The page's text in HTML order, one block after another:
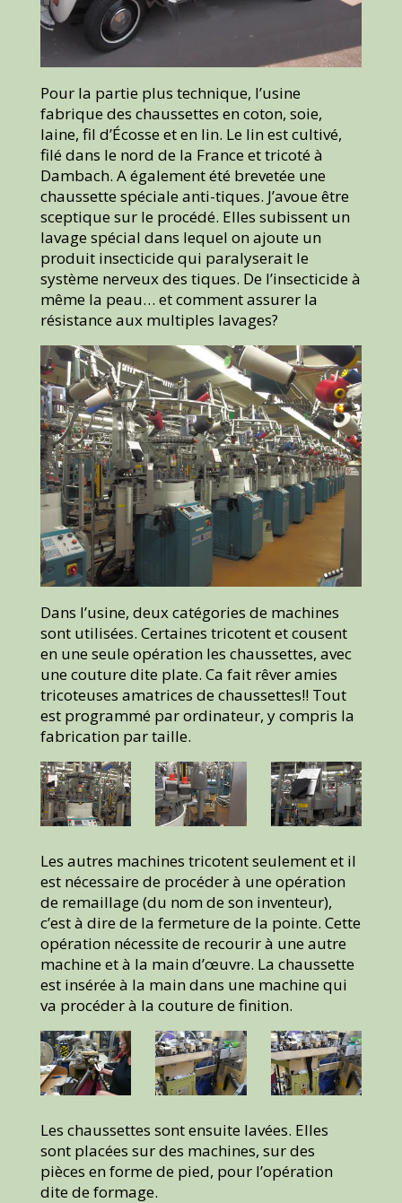
Pour la partie plus technique, l’usine
fabrique des chaussettes en coton, soie,
laine, fil d’Écosse et en lin. Le lin est cultivé,
filé dans le nord de la France et tricoté à
Dambach. A également été brevetée une
chaussette spéciale anti-tiques. J’avoue être
sceptique sur le procédé. Elles subissent un
lavage spécial dans lequel on ajoute un
produit insecticide qui paralyserait le
système nerveux des tiques. De l’insecticide à
même la peau… et comment assurer la
résistance aux multiples lavages?
Dans l’usine, deux catégories de machines
sont utilisées. Certaines tricotent et cousent
en une seule opération les chaussettes, avec
une couture dite plate. Ca fait rêver amies
tricoteuses amatrices de chaussettes!! Tout
est programmé par ordinateur, y compris la
fabrication par taille.
Les autres machines tricotent seulement et il
est nécessaire de procéder à une opération
de remaillage (du nom de son inventeur),
c’est à dire de la fermeture de la pointe. Cette
opération nécessite de recourir à une autre
machine et à la main d’œuvre. La chaussette
est insérée à la main dans une machine qui
va procéder à la couture de finition.
Les chaussettes sont ensuite lavées. Elles
sont placées sur des machines, sur des
pièces en forme de pied, pour l’opération
dite de formage.